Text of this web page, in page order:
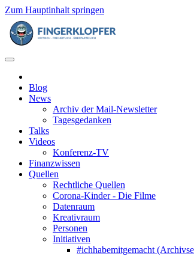
Zum Hauptinhalt springen
Blog
News
Archiv der Mail-Newsletter
Tagesgedanken
Talks
Videos
Konferenz-TV
Finanzwissen
Quellen
Rechtliche Quellen
Corona-Kinder - Die Filme
Datenraum
Kreativraum
Personen
Initiativen
#ichhabemitgemacht